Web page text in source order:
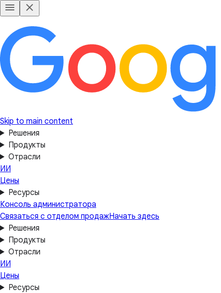
Skip to main content
Решения
Продукты
Отрасли
ИИ
Цены
Ресурсы
Консоль администратора
Связаться с отделом продажНачать здесь
Решения
Продукты
Отрасли
ИИ
Цены
Ресурсы